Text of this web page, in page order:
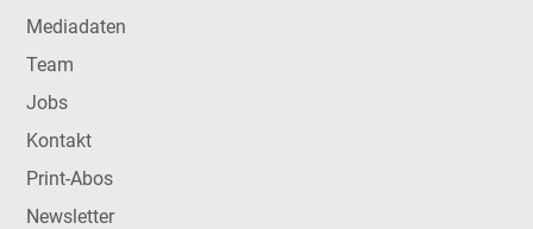
Mediadaten
Team
Jobs
Kontakt
Print-Abos
Newsletter